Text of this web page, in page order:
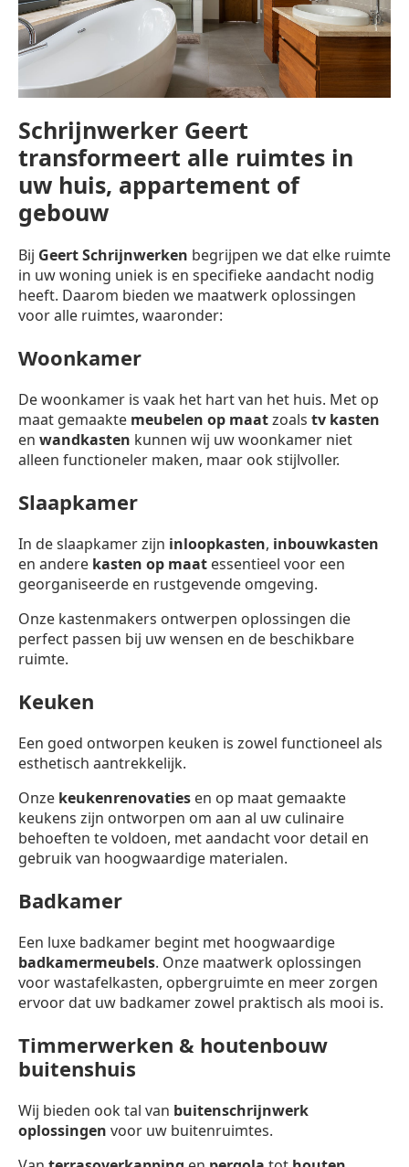
Schrijnwerker Geert
transformeert alle ruimtes in
uw huis, appartement of
gebouw
Bij Geert Schrijnwerken begrijpen we dat elke ruimte
in uw woning uniek is en specifieke aandacht nodig
heeft. Daarom bieden we maatwerk oplossingen
voor alle ruimtes, waaronder:
Woonkamer
De woonkamer is vaak het hart van het huis. Met op
maat gemaakte meubelen op maatzoals tv kasten
en wandkasten kunnen wij uw woonkamer niet
alleen functioneler maken, maar ook stijlvoller.
Slaapkamer
In de slaapkamer zijn inloopkasten, inbouwkasten
en andere kasten op maat essentieel voor een
georganiseerde en rustgevende omgeving.
Onze kastenmakers ontwerpen oplossingen die
perfect passen bij uw wensen en de beschikbare
ruimte.
Keuken
Een goed ontworpen keuken is zowel functioneel als
esthetisch aantrekkelijk.
Onze keukenrenovaties en op maat gemaakte
keukens zijn ontworpen om aan al uw culinaire
behoeften te voldoen, met aandacht voor detail en
gebruik van hoogwaardige materialen.
Badkamer
Een luxe badkamer begint met hoogwaardige
badkamermeubels. Onze maatwerk oplossingen
voor wastafelkasten, opbergruimte en meer zorgen
ervoor dat uw badkamer zowel praktisch als mooi is.
Timmerwerken & houtenbouw
buitenshuis
Wij bieden ook tal van buitenschrijnwerk
oplossingen voor uw buitenruimtes.